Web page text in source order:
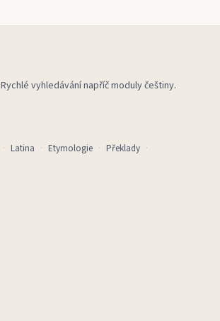
Rychlé vyhledávání napříč moduly češtiny.
Latina Etymologie
Překlady